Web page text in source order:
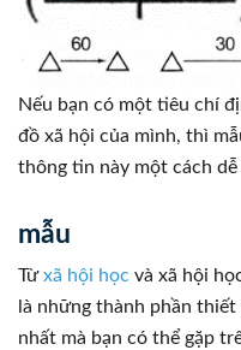
Nếu bạn có một tiêu chí
đồ xã hội của mình, thì
thông tin này một cách dễ
mẫu
Từxã hội học và xã hội
là những thành phần
nhất mà bạn có thể gặp